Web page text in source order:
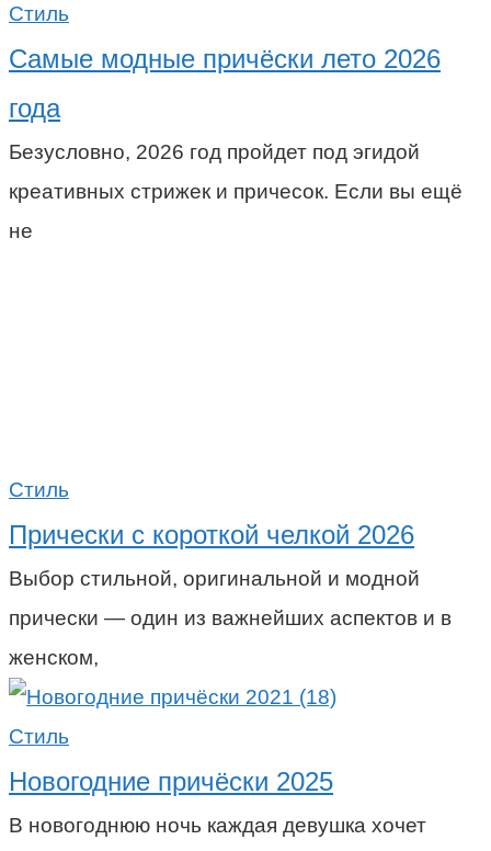
Стиль
Самые модные причёски лето 2026
года
Безусловно, 2026 год пройдет под эгидой
креативных стрижек и причесок. Если вы ещё
не
Стиль
Прически с короткой челкой 2026
Выбор стильной, оригинальной и модной
прически — один из важнейших аспектов и в
женском,
Стиль
Новогодние причёски 2025
В новогоднюю ночь каждая девушка хочет